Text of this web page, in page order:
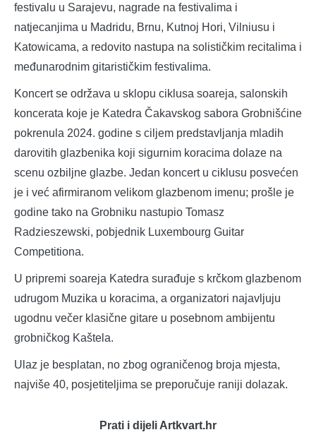
festivalu u Sarajevu, nagrade na festivalima i
natjecanjima u Madridu, Brnu, Kutnoj Hori, Vilniusu i
Katowicama, a redovito nastupa na solističkim recitalima i
međunarodnim gitarističkim festivalima.
Koncert se održava u sklopu ciklusa soareja, salonskih
koncerata koje je Katedra Čakavskog sabora Grobnišćine
pokrenula 2024. godine s ciljem predstavljanja mladih
darovitih glazbenika koji sigurnim koracima dolaze na
scenu ozbiljne glazbe. Jedan koncert u ciklusu posvećen
je i već afirmiranom velikom glazbenom imenu; prošle je
godine tako na Grobniku nastupio Tomasz
Radzieszewski, pobjednik Luxembourg Guitar
Competitiona.
U pripremi soareja Katedra surađuje s krčkom glazbenom
udrugom Muzika u koracima, a organizatori najavljuju
ugodnu večer klasične gitare u posebnom ambijentu
grobničkog Kaštela.
Ulaz je besplatan, no zbog ograničenog broja mjesta,
najviše 40, posjetiteljima se preporučuje raniji dolazak.
Prati i dijeli Artkvart.hr